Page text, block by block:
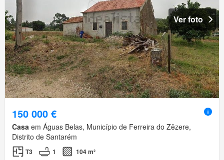
Ver foto
150 000 €
Casa em Águas Belas, Município de Ferreira do Zêzere,
Distrito de Santarém
T3 1
104 m²